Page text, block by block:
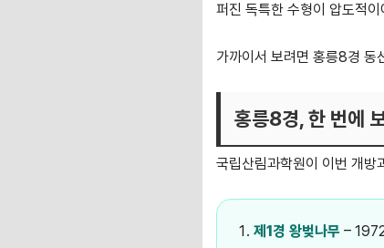
퍼진 독특한 수형이 압도적
가까이서 보려면 홍릉8경 동
홍릉8경, 한 번에
국립산림과학원이 이번 개방
제1경 왕벚나무 –